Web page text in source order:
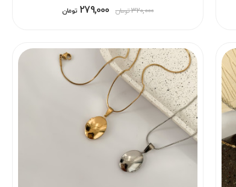
279,000 تومان 320,000 تومان